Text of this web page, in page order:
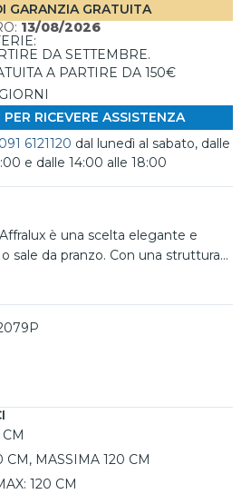
GARANZIA GRATUITA
13/08/2026
DA SETTEMBRE.
A PARTIRE DA 150€
RICEVERE ASSISTENZA
091 6121120 dal lunedì al sabato, dalle
e dalle 14:00 alle 18:00
è una scelta elegante e
sale da pranzo. Con una struttura
verniciato bianco con finitura
per una doppia illuminazione
verso il basso per illuminare
luminosità verso il soffitto,
in metallo, lo rende
di manutenzione
LED intercambiabili (non incluse)
elevata, rendendo questo
CM, MASSIMA 120 CM
120 CM